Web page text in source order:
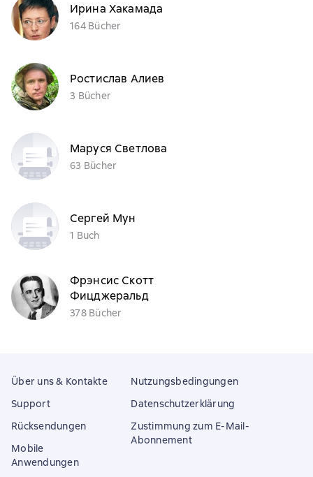
Ирина Хакамада
164 Bücher
Ростислав Алиев
3 Bücher
Маруся Светлова
63 Bücher
Сергей Мун
1 Buch
Фрэнсис Скотт
Фицджеральд
378 Bücher
Über uns & Kontakte
Support
Rücksendungen
Mobile
Anwendungen
Nutzungsbedingungen
Datenschutzerklärung
Zustimmung zum E-Mail-
Abonnement